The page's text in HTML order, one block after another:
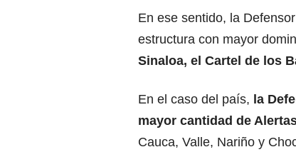
En ese sentido, la
estructura con mayor
Sinaloa, el Cartel de los
En el caso del país, la
mayor cantidad de
Cauca, Valle, Nariño y